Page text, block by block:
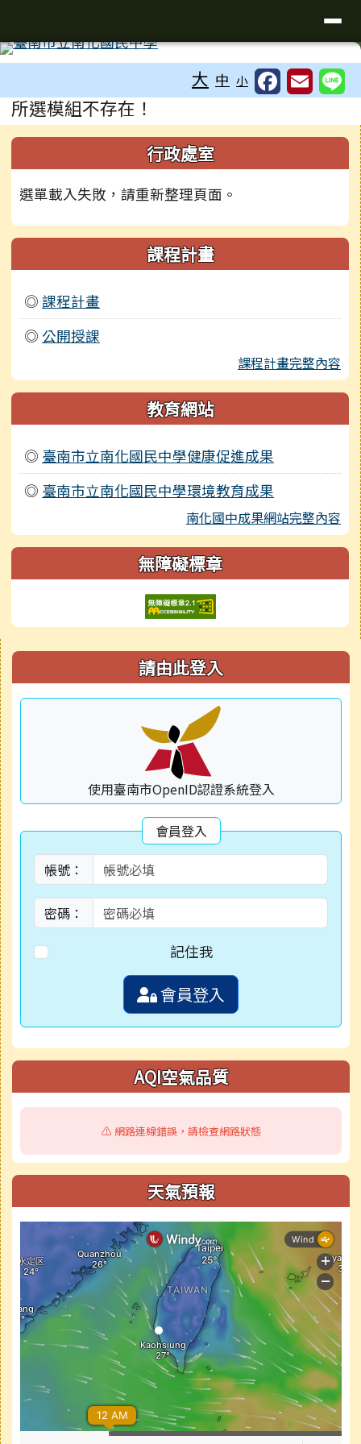
大 中 小
主內容區域
所選模組不存在！
左邊區域內容 行政處室
選單載入失敗，請重新整理頁面。
課程計畫
◎ 課程計畫
◎ 公開授課
課程計畫完整內容
教育網站
◎ 臺南市立南化國民中學健康促進成果
◎ 臺南市立南化國民中學環境教育成果
南化國中成果網站完整內容
無障礙標章
右邊區域內容 請由此登入
使用臺南市OpenID認證系統登入
會員登入
帳號：
密碼：
記住我
會員登入
AQI空氣品質
⚠️ 網路連線錯誤，請檢查網路狀態
天氣預報
頁尾區域